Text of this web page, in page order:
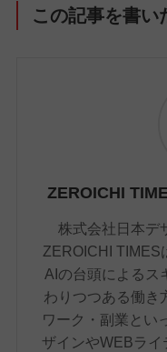
この記事を書い
ZEROICHI
株式会社日本デ
ZEROICHI TIMES
AIの台頭によるス
わりつつある働き
ワーク・副業とい
ザインやWEBライ